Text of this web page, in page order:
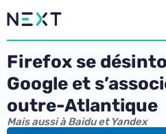
Firefox se
Google et
outre-Atlantique
Mais aussi à Baidu et Yandex